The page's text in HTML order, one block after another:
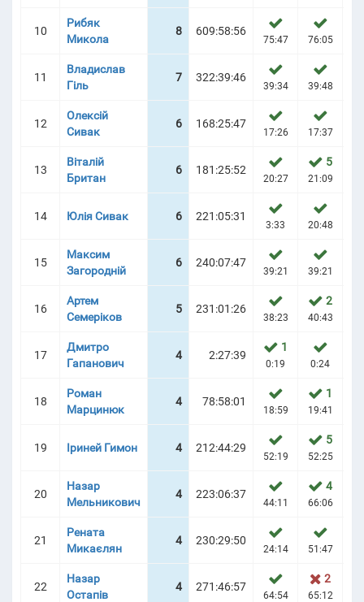
10
Рибяк
Микола
8 609:58:56
75:47 76:05
11
Владислав
Гіль
7 322:39:46
39:34 39:48
12
Олексій
Сивак
6 168:25:47
17:26 17:37
13
Віталій
Британ
6 181:25:52
20:27
5
21:09
14 Юлія Сивак 6 221:05:31
3:33 20:48
15
Максим
Загородній
6 240:07:47
39:21 39:21
16
Артем
Семеріков
5 231:01:26
38:23
2
40:43
17
Дмитро
Гапанович
4 2:27:39
1
0:19 0:24
18
Роман
Марцинюк
4 78:58:01
18:59
1
19:41
19 Іриней Гимон 4 212:44:29
52:19
5
52:25
20
Назар
Мельникович
4 223:06:37
44:11
4
66:06
21
Рената
Микаєлян
4 230:29:50
24:14 51:47
22
Назар
Остапів
4 271:46:57
64:54
2
65:12